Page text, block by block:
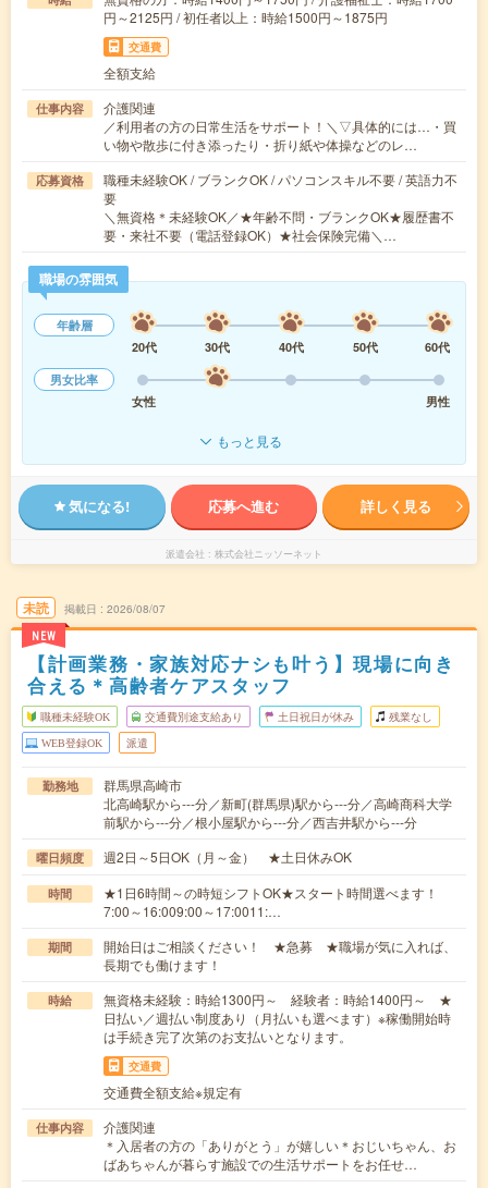
円～2125円 / 初任者以上：時給1500円～1875円
交通費
全額支給
仕事内容
介護関連
／利用者の方の日常生活をサポート！＼▽具体的には…・買
い物や散歩に付き添ったり・折り紙や体操などのレ…
応募資格
職種未経験OK / ブランクOK / パソコンスキル不要 / 英語力不
要
＼無資格＊未経験OK／★年齢不問・ブランクOK★履歴書不
要・来社不要（電話登録OK）★社会保険完備＼…
職場の雰囲気
年齢層
20代
30代 40代 50代
60代
男女比率
女性
男性
もっと見る
気になる! 応募へ進む 詳しく見る
派遣会社 株式会社ニッソーネット
未読
NEW
掲載日 2026/08/07
【計画業務・家族対応ナシも叶う】現場に向き
合える＊高齢者ケアスタッフ
職種未経験OK 交通費別途支給あり 土日祝日が休み 残業なし
WEB登録OK 派遣
勤務地
群馬県高崎市
北高崎駅から---分／新町(群馬県)駅から---分／高崎商科大学
前駅から---分／根小屋駅から---分／西吉井駅から---分
曜日頻度 週2日～5日OK（月～金） ★土日休みOK
時間
★1日6時間～の時短シフトOK★スタート時間選べます！
7:00～16:009:00～17:0011:…
期間
開始日はご相談ください！ ★急募 ★職場が気に入れば、
長期でも働けます！
時給
無資格未経験：時給1300円～ 経験者：時給1400円～ ★
日払い／週払い制度あり（月払いも選べます）※稼働開始時
は手続き完了次第のお支払いとなります。
交通費
交通費全額支給※規定有
仕事内容
介護関連
＊入居者の方の「ありがとう」が嬉しい＊おじいちゃん、お
ばあちゃんが暮らす施設での生活サポートをお任せ…